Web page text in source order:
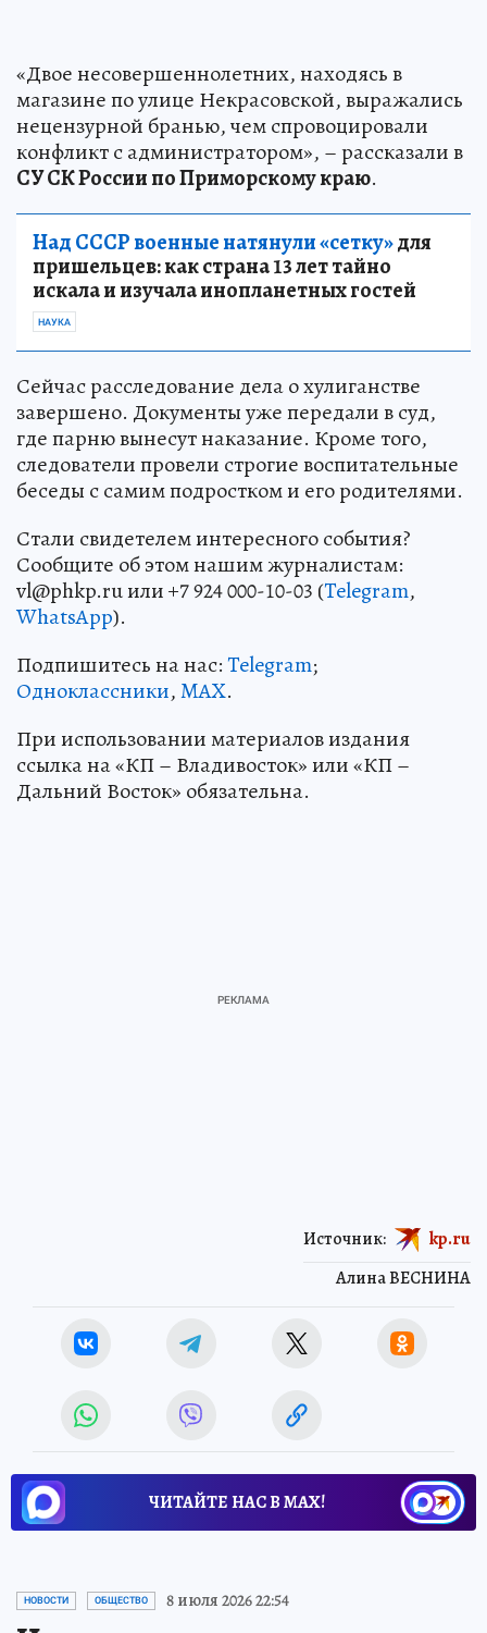
«Двое несовершеннолетних, находясь в
магазине по улице Некрасовской, выражались
нецензурной бранью, чем спровоцировали
конфликт с администратором», – рассказали в
СУ СК России по Приморскому краю.
Над СССР военные натянули «сетку»для
пришельцев: как страна 13 лет тайно
искала и изучала инопланетных гостей
НАУКА
Сейчас расследование дела о хулиганстве
завершено. Документы уже передали в суд,
где парню вынесут наказание. Кроме того,
следователи провели строгие воспитательные
беседы с самим подростком и его родителями.
Стали свидетелем интересного события?
Сообщите об этом нашим журналистам:
vl@phkp.ru или +7 924 000-10-03 (Telegram,
WhatsApp).
Подпишитесь на нас:Telegram;
Одноклассники,MAX.
При использовании материалов издания
ссылка на «КП – Владивосток» или «КП –
Дальний Восток» обязательна.
Алина ВЕСНИНА
Источник: kp.ru
ЧИТАЙТЕ НАС В МАХ!
НОВОСТИ ОБЩЕСТВО 8 июля 2026 22:54